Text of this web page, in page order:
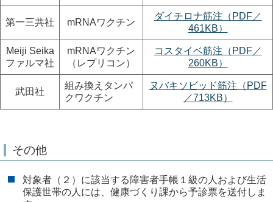
第一三共社 mRNAワクチン
ダイチロナ筋注（PDF／
461KB）
Meiji Seika
ファルマ社
mRNAワクチン
（レプリコン）
コスタイベ筋注（PDF／
260KB）
武田社
組み換えタンパ
クワクチン
ヌバキソビッド筋注（PDF
／713KB）
その他
対象者（２）に該当する障害者手帳１級の人および生活
保護世帯の人には、健康づくり課から予診票を送付しま